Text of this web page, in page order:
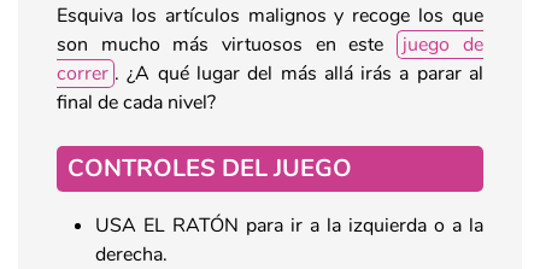
Esquiva los artículos malignos y recoge los que
son mucho más virtuosos en este
juego de
correr . ¿A qué lugar del más allá irás a parar al
final de cada nivel?
CONTROLES DEL JUEGO
USA EL RATÓN para ir a la izquierda o a la
derecha.